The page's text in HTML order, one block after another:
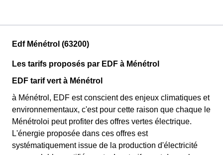
Edf Ménétrol (63200)
Les tarifs proposés par EDF à Ménétrol
EDF tarif vert à Ménétrol
à Ménétrol, EDF est conscient des enjeux climatiques et
environnementaux, c'est pour cette raison que chaque le
Ménétroloi peut profiter des offres vertes électrique.
L'énergie proposée dans ces offres est
systématiquement issue de la production d'électricité